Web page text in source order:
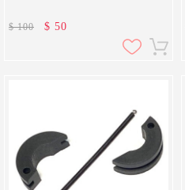
$100 $ 50